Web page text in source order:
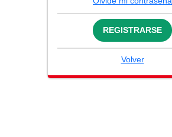
REGISTRARSE
Volver